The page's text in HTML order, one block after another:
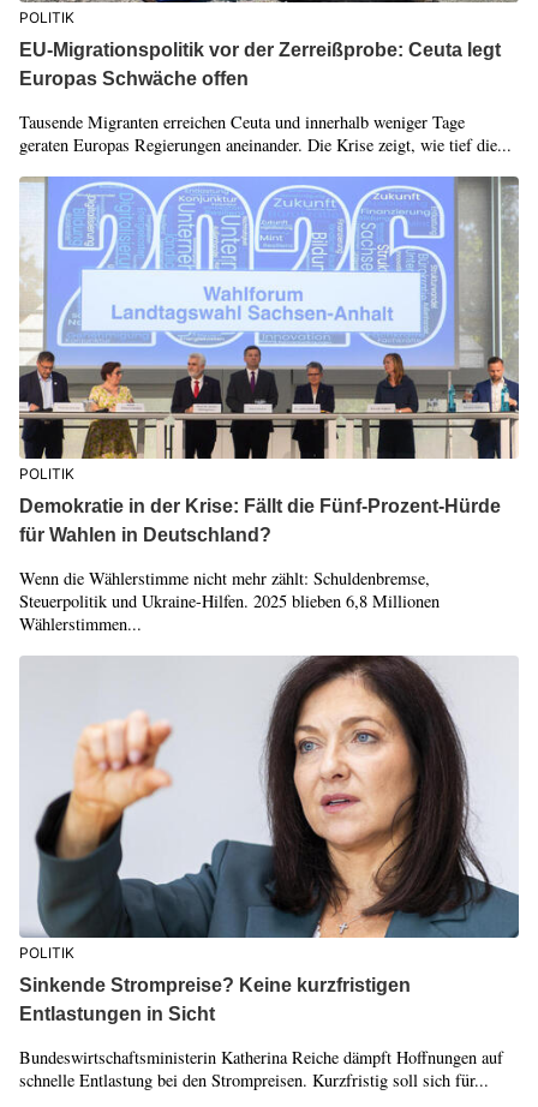
POLITIK
EU-Migrationspolitik vor der Zerreißprobe: Ceuta legt
Europas Schwäche offen
Tausende Migranten erreichen Ceuta und innerhalb weniger Tage
geraten Europas Regierungen aneinander. Die Krise zeigt, wie tief die...
POLITIK
Demokratie in der Krise: Fällt die Fünf-Prozent-Hürde
für Wahlen in Deutschland?
Wenn die Wählerstimme nicht mehr zählt: Schuldenbremse,
Steuerpolitik und Ukraine-Hilfen. 2025 blieben 6,8 Millionen
Wählerstimmen...
POLITIK
Sinkende Strompreise? Keine kurzfristigen
Entlastungen in Sicht
Bundeswirtschaftsministerin Katherina Reiche dämpft Hoffnungen auf
schnelle Entlastung bei den Strompreisen. Kurzfristig soll sich für...